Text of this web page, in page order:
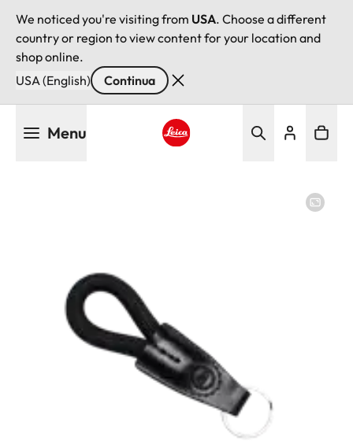
We noticed you're visiting from USA. Choose a different
country or region to view content for your location and
shop online.
USA (English)
Continua
Menu